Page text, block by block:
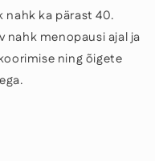
nahk ka pärast 40.
nahk menopausi ajal ja
ning õigete